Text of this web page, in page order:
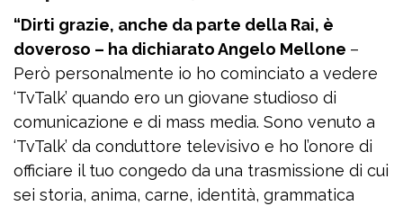
“Dirti grazie, anche da parte della Rai, è
doveroso – ha dichiarato Angelo Mellone –
Però personalmente io ho cominciato a vedere
‘TvTalk’ quando ero un giovane studioso di
comunicazione e di mass media. Sono venuto a
‘TvTalk’ da conduttore televisivo e ho l’onore di
officiare il tuo congedo da una trasmissione di cui
sei storia, anima, carne, identità, grammatica